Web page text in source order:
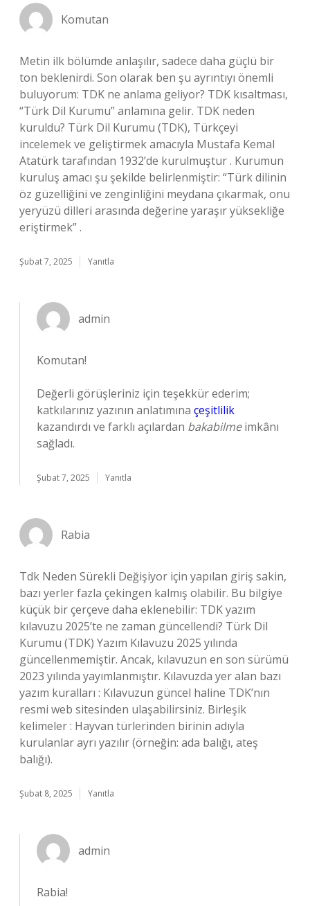
Komutan
Metin ilk bölümde anlaşılır, sadece daha güçlü bir
ton beklenirdi. Son olarak ben şu ayrıntıyı önemli
buluyorum: TDK ne anlama geliyor? TDK kısaltması,
“Türk Dil Kurumu” anlamına gelir. TDK neden
kuruldu? Türk Dil Kurumu (TDK), Türkçeyi
incelemek ve geliştirmek amacıyla Mustafa Kemal
Atatürk tarafından 1932’de kurulmuştur . Kurumun
kuruluş amacı şu şekilde belirlenmiştir: “Türk dilinin
öz güzelliğini ve zenginliğini meydana çıkarmak, onu
yeryüzü dilleri arasında değerine yaraşır yüksekliğe
eriştirmek” .
Şubat 7, 2025 Yanıtla
admin
Komutan!
Değerli görüşleriniz için teşekkür ederim;
katkılarınız yazının anlatımına çeşitlilik
kazandırdı ve farklı açılardan bakabilmeimkânı
sağladı.
Şubat 7, 2025 Yanıtla
Rabia
Tdk Neden Sürekli Değişiyor için yapılan giriş sakin,
bazı yerler fazla çekingen kalmış olabilir. Bu bilgiye
küçük bir çerçeve daha eklenebilir: TDK yazım
kılavuzu 2025’te ne zaman güncellendi? Türk Dil
Kurumu (TDK) Yazım Kılavuzu 2025 yılında
güncellenmemiştir. Ancak, kılavuzun en son sürümü
2023 yılında yayımlanmıştır. Kılavuzda yer alan bazı
yazım kuralları : Kılavuzun güncel haline TDK’nın
resmi web sitesinden ulaşabilirsiniz. Birleşik
kelimeler : Hayvan türlerinden birinin adıyla
kurulanlar ayrı yazılır (örneğin: ada balığı, ateş
balığı).
Şubat 8, 2025 Yanıtla
admin
Rabia!